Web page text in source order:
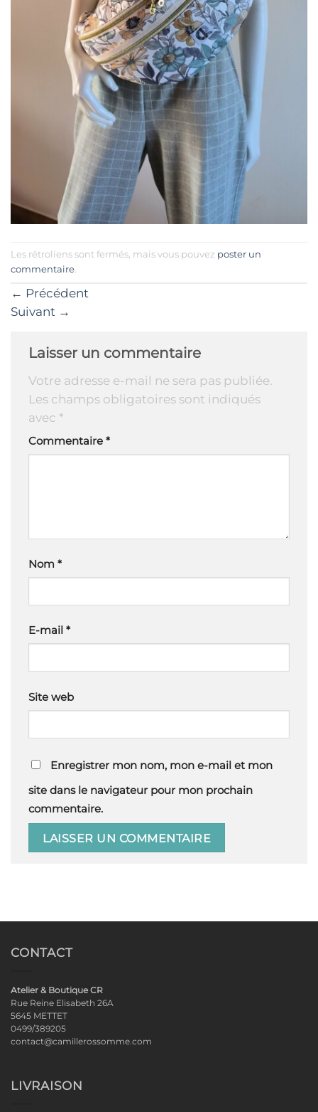
Les rétroliens sont fermés, mais vous pouvez poster un
commentaire.
← Précédent
Suivant →
Laisser un commentaire
Votre adresse e-mail ne sera pas publiée.
Les champs obligatoires sont indiqués
avec *
Commentaire *
Nom *
E-mail *
Site web
Enregistrer mon nom, mon e-mail et mon
site dans le navigateur pour mon prochain
commentaire.
CONTACT
Atelier & Boutique CR
Rue Reine Elisabeth 26A
5645 METTET
0499/389205
contact@camillerossomme.com
LIVRAISON